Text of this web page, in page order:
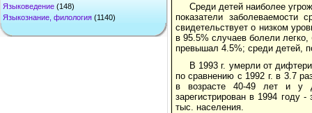
Языковедение (148)
Языкознание, филология (1140)
Среди детей наиболее
показатели
свидетельствует о низком
в 95.5% случаев болели
превышал 4.5%; среди детей,
В 1993 г. умерли от
по сравнению с 1992 г. в 3.7
в возрасте 40-49 лет и у
зарегистрирован в 1994 году
тыс. населения.